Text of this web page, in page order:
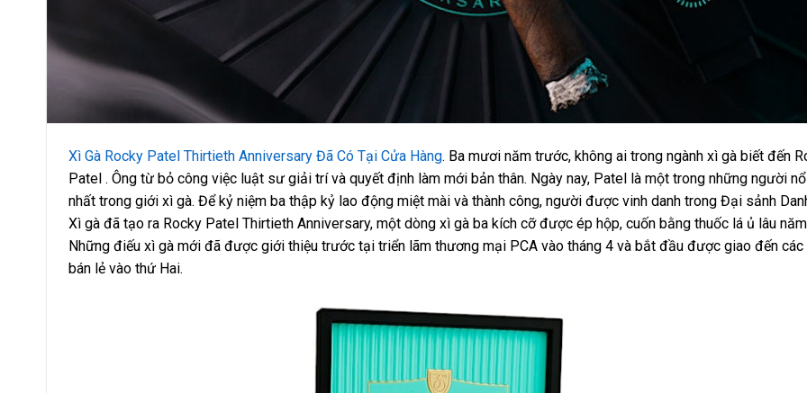
Xì Gà Rocky Patel Thirtieth Anniversary Đã Có Tại Cửa Hàng. Ba mươi năm trước, không ai trong ngành xì gà biết đến
Patel . Ông từ bỏ công việc luật sư giải trí và quyết định làm mới bản thân. Ngày nay, Patel là một trong những người
nhất trong giới xì gà. Để kỷ niệm ba thập kỷ lao động miệt mài và thành công, người được vinh danh trong Đại sảnh
Xì gà đã tạo ra Rocky Patel Thirtieth Anniversary, một dòng xì gà ba kích cỡ được ép hộp, cuốn bằng thuốc lá ủ lâu
Những điếu xì gà mới đã được giới thiệu trước tại triển lãm thương mại PCA vào tháng 4 và bắt đầu được giao đến các
bán lẻ vào thứ Hai.